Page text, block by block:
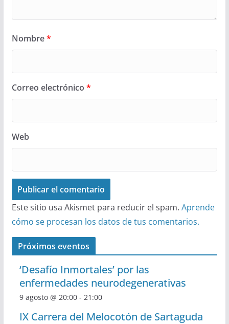
Nombre*
Correo electrónico *
Web
Este sitio usa Akismet para reducir el spam. Aprende
cómo se procesan los datos de tus comentarios.
Próximos eventos
‘Desafío Inmortales’ por las
enfermedades neurodegenerativas
9 agosto @ 20:00- 21:00
IX Carrera del Melocotón de Sartaguda